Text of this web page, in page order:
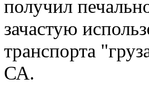
получил
зачастую
транспорта
СА.